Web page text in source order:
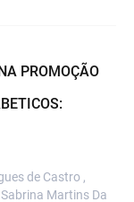
PROMOÇÃO
de Castro ,
Martins Da